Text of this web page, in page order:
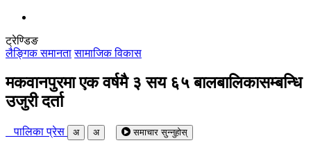
ट्रेण्डिङ
लैङ्गिक समानता सामाजिक विकास
मकवानपुरमा एक वर्षमै ३ सय ६५ बालबालिकासम्बन्धि
उजुरी दर्ता
पालिका प्रेस अ अ समाचार सुन्नुहोस्